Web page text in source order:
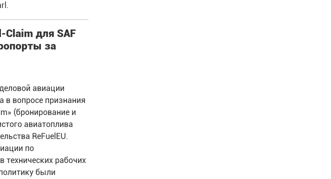
для SAF
за
авиации
в вопросе признания
(бронирование и
авиатоплива
ReFuelEU.
по
технических рабочих
были